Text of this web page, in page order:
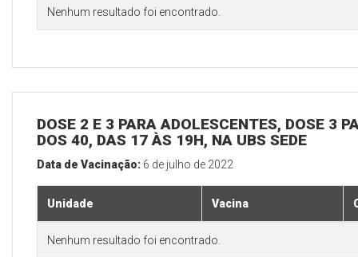
Nenhum resultado foi encontrado.
DOSE 2 E 3 PARA ADOLESCENTES, DOSE 3
DOS 40, DAS 17 ÀS 19H, NA UBS SEDE
Data de Vacinação: 6 de julho de 2022
Unidade Vacina
Nenhum resultado foi encontrado.